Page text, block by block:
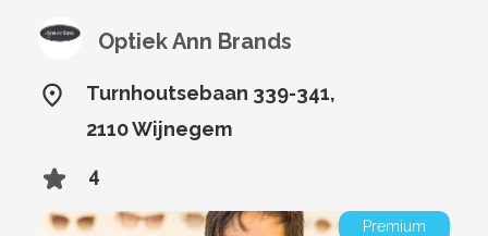
Optiek Ann Brands
Turnhoutsebaan 339-341,
2110 Wijnegem
4
Premium